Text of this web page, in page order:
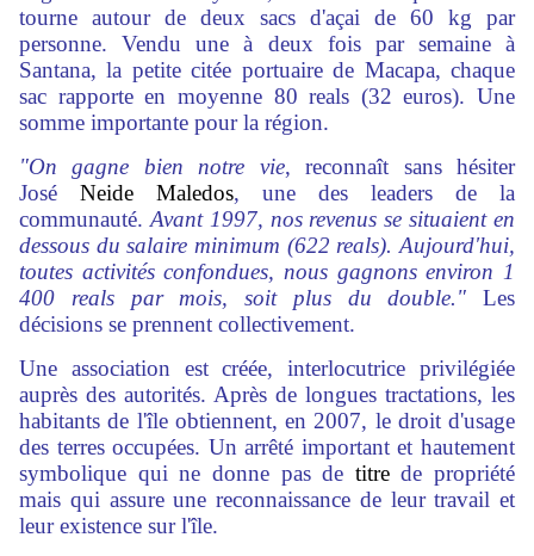
tourne autour de deux sacs d'açai de 60 kg par
personne. Vendu une à deux fois par semaine à
Santana, la petite citée portuaire de Macapa, chaque
sac rapporte en moyenne 80 reals (32 euros). Une
somme importante pour la région.
"On gagne bien notre vie, reconnaît sans hésiter
José Neide Maledos, une des leaders de la
communauté. Avant 1997, nos revenus se situaient en
dessous du salaire minimum (622 reals). Aujourd'hui,
toutes activités confondues, nous gagnons environ 1
400 reals par mois, soit plus du double." Les
décisions se prennent collectivement.
Une association est créée, interlocutrice privilégiée
auprès des autorités. Après de longues tractations, les
habitants de l'île obtiennent, en 2007, le droit d'usage
des terres occupées. Un arrêté important et hautement
symbolique qui ne donne pas de titrede propriété
mais qui assure une reconnaissance de leur travail et
leur existence sur l'île.